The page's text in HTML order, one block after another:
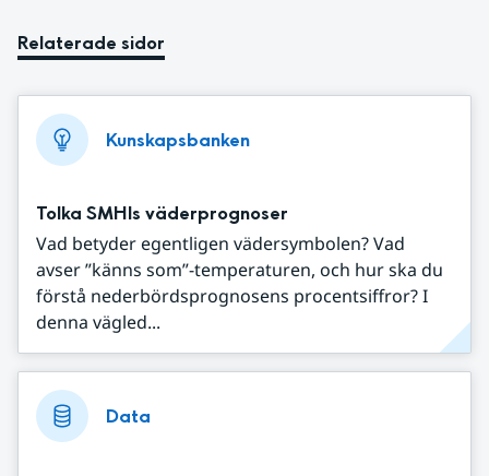
Relaterade sidor
Kunskapsbanken
Tolka SMHIs väderprognoser
Vad betyder egentligen vädersymbolen? Vad
avser ”känns som”-temperaturen, och hur ska du
förstå nederbördsprognosens procentsiffror? I
denna vägled...
Data